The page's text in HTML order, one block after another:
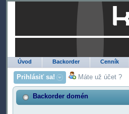
Úvod Backorder Cenník
Prihlásiť sa! Máte už účet ?
Backorder domén